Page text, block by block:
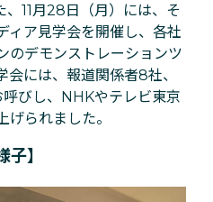
、11月28日（月）には、そ
ィア見学会を開催し、各社
のデモンストレーションツ
には、報道関係者8社、
びし、NHKやテレビ東京
られました。
子】